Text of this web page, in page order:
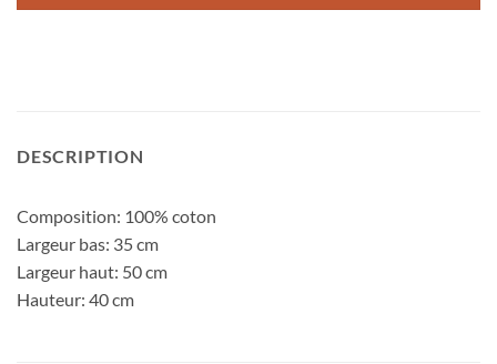
DESCRIPTION
Composition: 100% coton
Largeur bas: 35 cm
Largeur haut: 50 cm
Hauteur: 40 cm